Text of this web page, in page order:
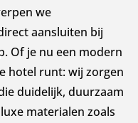
we
aansluiten bij
Of je nu een modern
hotel runt: wij zorgen
duidelijk, duurzaam
materialen zoals